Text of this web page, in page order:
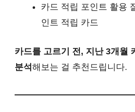
카드 적립 포인트 활용
인트 적립 카드
카드를 고르기 전, 지난 3개월
분석 해보는 걸 추천드립니다.